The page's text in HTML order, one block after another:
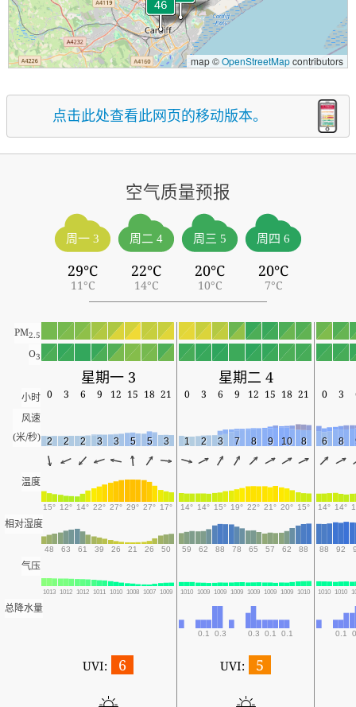
map ©OpenStreetMapcontributors
点击此处查看此网页的移动版本。
空气质量预报
周一 3
29°C
11°C
周二 4
22°C
14°C
周三 5
20°C
10°C
周四 6
20°C
7°C
PM2.5
O3
星期一 3 星期二 4
小时 0 3 6 9 12 15 18 21 0 3 6 9 12 15 18 21 0 3
风速
(米/秒) 2 2 2 3 3 5 5 3 1 2 3 7 8 9 10 8 6 8
温度
15° 12° 14° 22° 27° 29° 27° 17° 14° 14° 15° 19° 22° 21° 20° 15° 14° 14°
相对湿度
48 63 61 39 26 21 26 50 59 62 88 78 65 57 62 88 88 92
气压
1013 1012 1012 1011 1010 1008 1007 1009 1010 1009 1009 1009 1009 1009 1009 1010 1010 1010
总降水量
0.1 0.3 0.3 0.1 0.1 0.1
UVI: 6 UVI: 5